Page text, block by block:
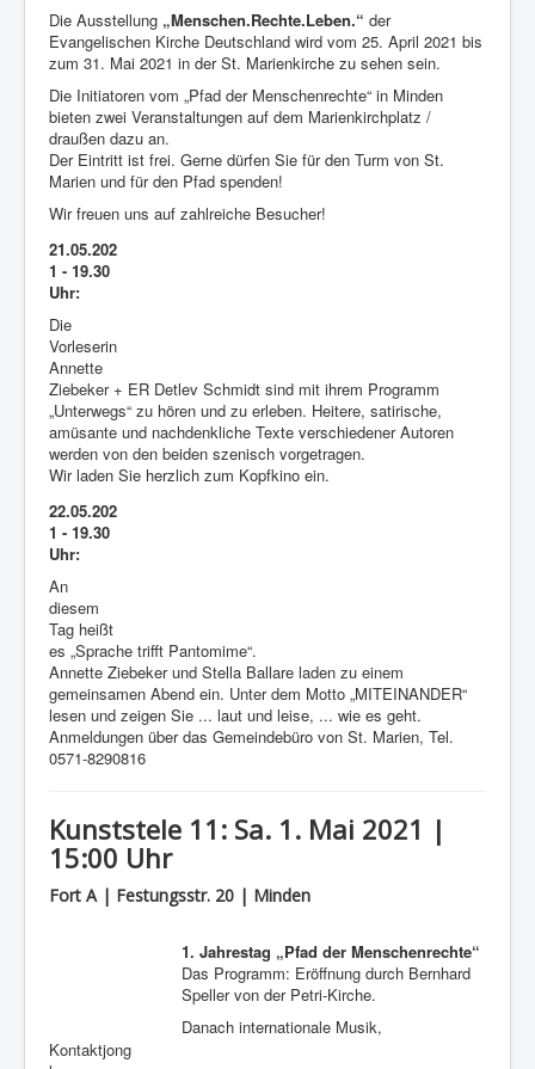
Die Ausstellung „Menschen.Rechte.Leben.“ der
Evangelischen Kirche Deutschland wird vom 25. April 2021 bis
zum 31. Mai 2021 in der St. Marienkirche zu sehen sein.
Die Initiatoren vom „Pfad der Menschenrechte“ in Minden
bieten zwei Veranstaltungen auf dem Marienkirchplatz /
draußen dazu an.
Der Eintritt ist frei. Gerne dürfen Sie für den Turm von St.
Marien und für den Pfad spenden!
Wir freuen uns auf zahlreiche Besucher!
21.05.202
1 - 19.30
Uhr:
Die
Vorleserin
Annette
Ziebeker + ER Detlev Schmidt sind mit ihrem Programm
„Unterwegs“ zu hören und zu erleben. Heitere, satirische,
amüsante und nachdenkliche Texte verschiedener Autoren
werden von den beiden szenisch vorgetragen.
Wir laden Sie herzlich zum Kopfkino ein.
22.05.202
1 - 19.30
Uhr:
An
diesem
Tag heißt
es „Sprache trifft Pantomime“.
Annette Ziebeker und Stella Ballare laden zu einem
gemeinsamen Abend ein. Unter dem Motto „MITEINANDER“
lesen und zeigen Sie ... laut und leise, ... wie es geht.
Anmeldungen über das Gemeindebüro von St. Marien, Tel.
0571-8290816
Kunststele 11: Sa. 1. Mai 2021 |
15:00 Uhr
Fort A | Festungsstr. 20 | Minden
1. Jahrestag „Pfad der Menschenrechte“
Das Programm: Eröffnung durch Bernhard
Speller von der Petri-Kirche.
Danach internationale Musik,
Kontaktjong